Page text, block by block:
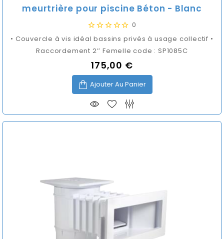
meurtrière pour piscine Béton - Blanc
0
• Couvercle à vis idéal bassins privés à usage collectif •
Raccordement 2’’ Femelle code : SP1085C
Prix
175,00 €
Ajouter Au Panier